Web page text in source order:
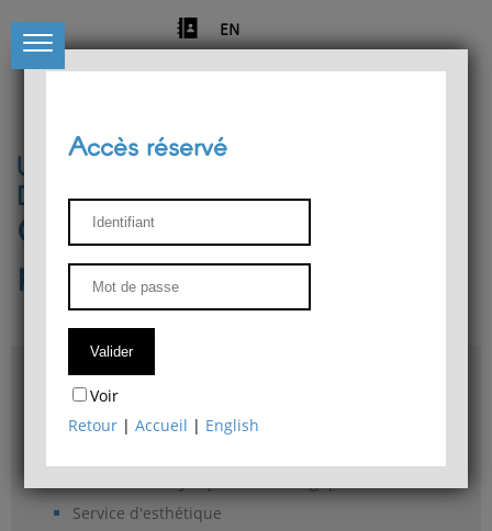
EN
Université de Liège
Département de philosophie
Centre de recherches
phénoménologiques
Accès & plans
Bibliothèque du Département de philosophie
Service d'esthétique
Accès réservé
Voir
Retour |Accueil | English